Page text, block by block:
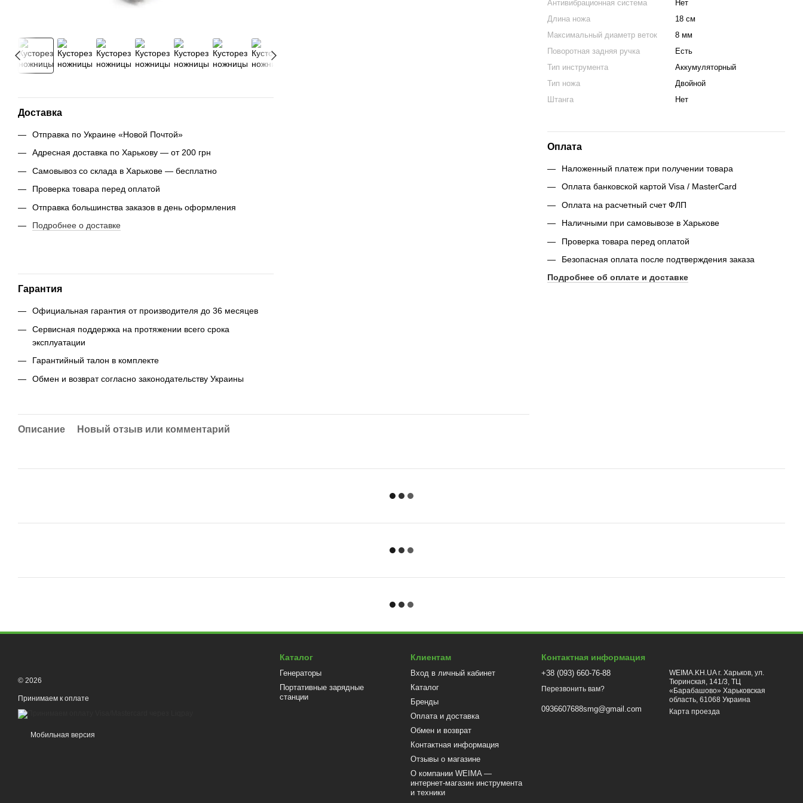
Доставка
Отправка по Украине «Новой Почтой»
Адресная доставка по Харькову — от 200 грн
Самовывоз со склада в Харькове — бесплатно
Проверка товара перед оплатой
Отправка большинства заказов в день оформления
Подробнее о доставке
Гарантия
Официальная гарантия от производителя до 36 месяцев
Сервисная поддержка на протяжении всего срока
эксплуатации
Гарантийный талон в комплекте
Обмен и возврат согласно законодательству Украины
Антивибрационная система
Нет
Длина ножа
18 см
Максимальный диаметр веток
8 мм
Поворотная задняя ручка
Есть
Тип инструмента
Аккумуляторный
Тип ножа
Двойной
Штанга
Нет
Оплата
Наложенный платеж при получении товара
Оплата банковской картой Visa / MasterCard
Оплата на расчетный счет ФЛП
Наличными при самовывозе в Харькове
Проверка товара перед оплатой
Безопасная оплата после подтверждения заказа
Подробнее об оплате и доставке
Описание Новый отзыв или комментарий
© 2026
Принимаем к оплате
Мобильная версия
Каталог
Генераторы
Портативные зарядные
станции
Клиентам
Вход в личный кабинет
Каталог
Бренды
Оплата и доставка
Обмен и возврат
Контактная информация
Отзывы о магазине
О компании WEIMA —
интернет-магазин инструмента
и техники
Контактная информация
+38 (093) 660-76-88
Перезвонить вам?
0936607688smg@gmail.com
WEIMA.KH.UA г. Харьков, ул.
Тюринская, 141/3, ТЦ
«Барабашово» Харьковская
область, 61068 Украина
Карта проезда